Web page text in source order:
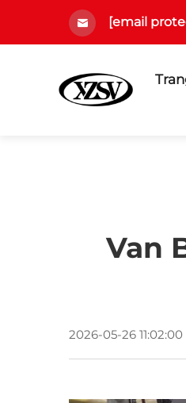
[email
Van
2026-05-26 11:02:00